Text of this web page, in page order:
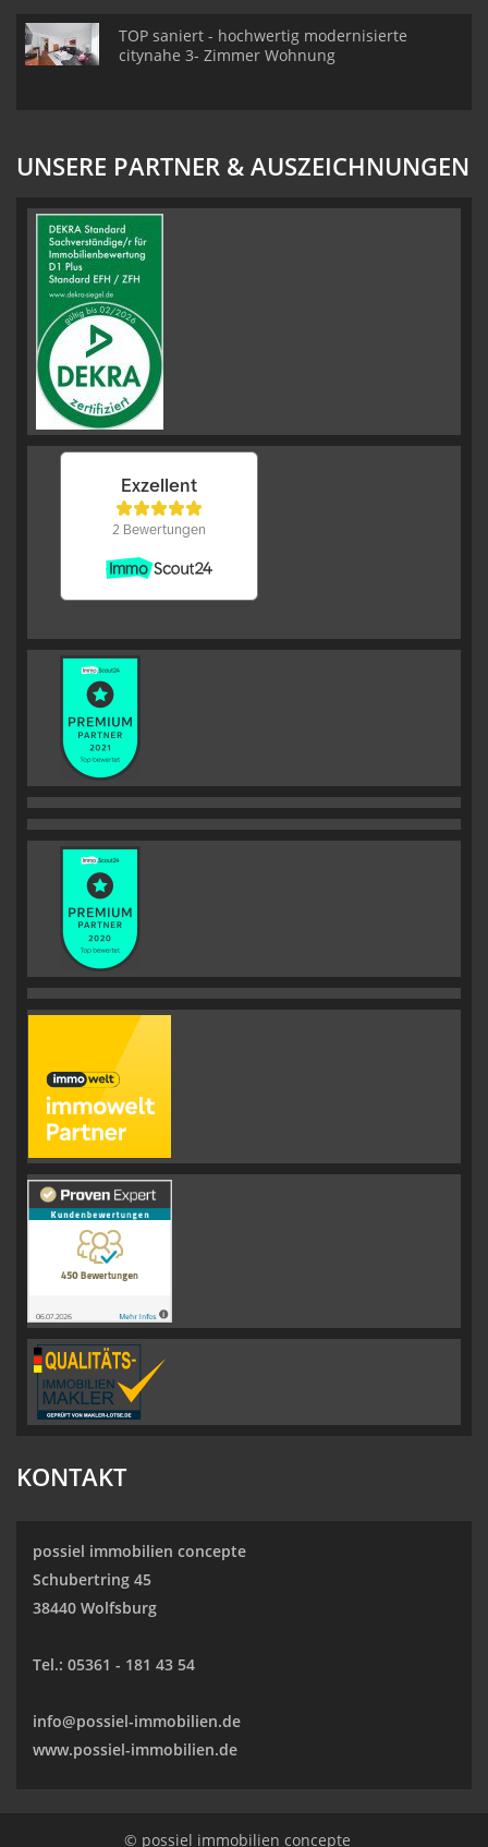
TOP saniert - hochwertig modernisierte
citynahe 3- Zimmer Wohnung
UNSERE PARTNER & AUSZEICHNUNGEN
KONTAKT
possiel immobilien concepte
Schubertring 45
38440 Wolfsburg
Tel.: 05361 - 181 43 54
info@possiel-immobilien.de
www.possiel-immobilien.de
© possiel immobilien concepte